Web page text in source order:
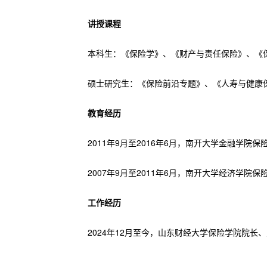
讲授课程
本科生：《保险学》、《财产与责任保险》、
硕士研究生：《保险前沿专题》、《人寿与健
教育经历
2011年9月至2016年6月，南开大学金融学院保
2007年9月至2011年6月，南开大学经济学院保
工作经历
2024年12月至今，山东财经大学保险学院院长